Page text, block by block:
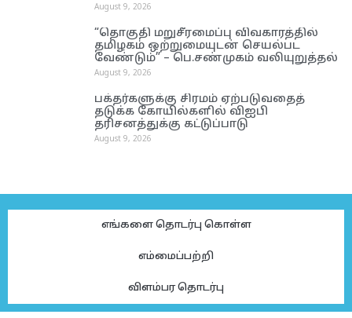
August 9, 2026
“தொகுதி மறுசீரமைப்பு விவகாரத்தில்
தமிழகம் ஒற்றுமையுடன் செயல்பட
வேண்டும்” – பெ.சண்முகம் வலியுறுத்தல்
August 9, 2026
பக்தர்களுக்கு சிரமம் ஏற்படுவதைத்
தடுக்க கோயில்களில் விஐபி
தரிசனத்துக்கு கட்டுப்பாடு
August 9, 2026
எங்களை தொடர்பு கொள்ள
எம்மைப்பற்றி
விளம்பர தொடர்பு